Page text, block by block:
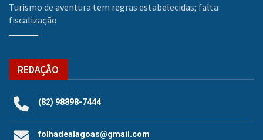
Turismo de aventura tem regras estabelecidas; falta
fiscalização
REDAÇÃO
(82) 98898-7444
folhadealagoas@gmail.com